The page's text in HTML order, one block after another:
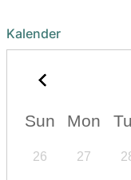
Kalender
Sun Mon
26 27